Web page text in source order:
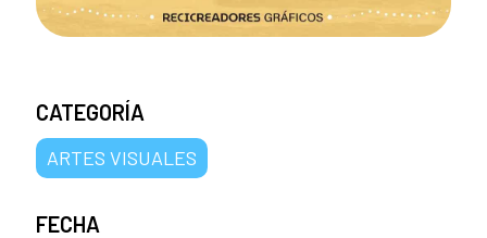
CATEGORÍA
ARTES VISUALES
FECHA